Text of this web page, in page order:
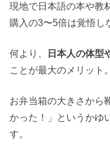
現地で日本語の本や教
購入の3〜5倍は覚悟し
何より、
日本人の体型
ことが最大のメリット。
お弁当箱の大きさから
かった！」というかゆ
す。